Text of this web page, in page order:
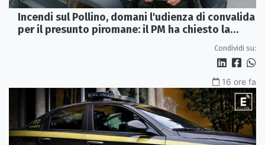
Incendi sul Pollino, domani l'udienza di convalida
per il presunto piromane: il PM ha chiesto la
Condividi su:
16 ore fa